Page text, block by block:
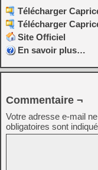
Télécharger
Télécharger
Site Officiel
En savoir plus…
Commentaire ¬
Votre adresse e-mail
obligatoires sont